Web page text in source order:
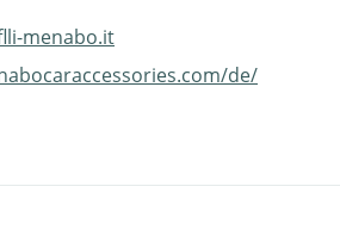
menabo.it
de/